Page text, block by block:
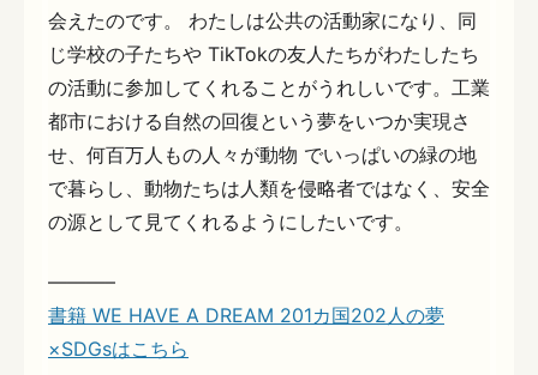
会えたのです。 わたしは公共の活動家になり、同
じ学校の子たちや TikTokの友人たちがわたしたち
の活動に参加してくれることがうれしいです。工業
都市における自然の回復という夢をいつか実現さ
せ、何百万人もの人々が動物 でいっぱいの緑の地
で暮らし、動物たちは人類を侵略者ではなく、安全
の源として見てくれるようにしたいです。
———–
書籍 WE HAVE A DREAM 201カ国202人の夢
×SDGsはこちら